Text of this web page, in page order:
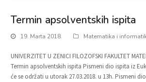
Termin apsolventskih ispita
19. Marta 2018. Matematika i
UNIVERZITET U ZENICI FILOZOFSKI FAKULTET
Termin apsolventskih ispita Pismeni dio ispita iz
će se održati u utorak 27.03.2018. u 13h. Pismeni